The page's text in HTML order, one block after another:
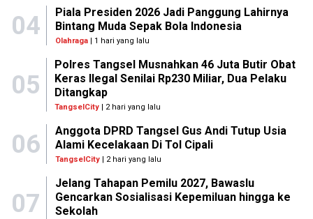
04
Piala Presiden 2026 Jadi Panggung Lahirnya
Bintang Muda Sepak Bola Indonesia
Olahraga| 1 hari yang lalu
05
Polres Tangsel Musnahkan 46 Juta Butir Obat
Keras Ilegal Senilai Rp230 Miliar, Dua Pelaku
Ditangkap
TangselCity | 2 hari yang lalu
06
Anggota DPRD Tangsel Gus Andi Tutup Usia
Alami Kecelakaan Di Tol Cipali
TangselCity| 2 hari yang lalu
07
Jelang Tahapan Pemilu 2027, Bawaslu
Gencarkan Sosialisasi Kepemiluan hingga ke
Sekolah